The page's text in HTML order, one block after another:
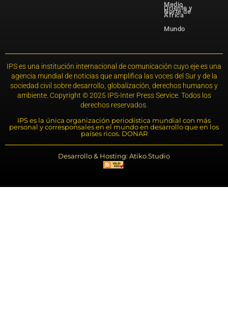
Medio
Oriente y
Norte de
África
Mundo
IPS es una institución internacional de comunicación cuyo eje es una
agencia mundial de noticias que amplifica las voces del Sur y de la
sociedad civil sobre desarrollo, globalización, derechos humanos y
ambiente. Copyright © 2025 IPS-Inter Press Service. Todos los
derechos reservados.
IPS es la única organización periodística mundial con más
personal y corresponsales en el mundo en desarrollo que en los
países ricos. DONAR
Desarrollo & Hosting: Atiko.Studio